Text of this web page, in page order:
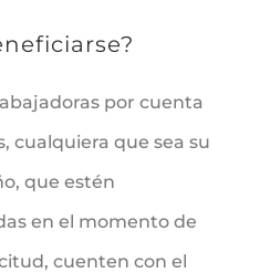
por cuenta
cualquiera que sea su
que estén
en el momento de
cuenten con el